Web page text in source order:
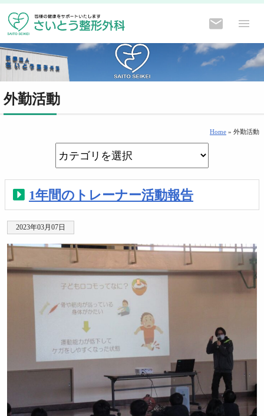
外勤活動
Home » 外勤活動
1年間のトレーナー活動報告
2023年03月07日